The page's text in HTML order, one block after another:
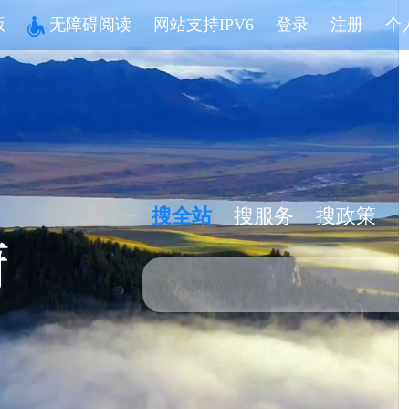
无障碍阅读 网站支持IPV6 登录 注册 个
搜全站 搜服务 搜政策